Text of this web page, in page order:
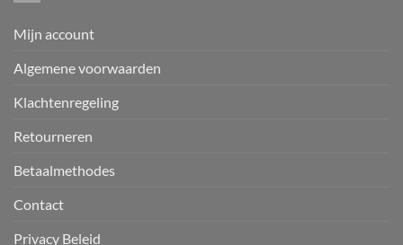
Mijn account
Algemene voorwaarden
Klachtenregeling
Retourneren
Betaalmethodes
Contact
Privacy Beleid